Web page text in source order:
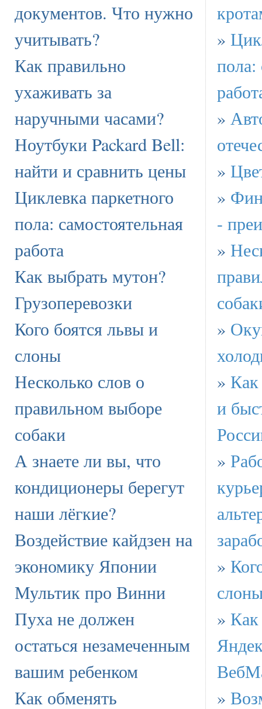
документов. Что нужно
учитывать?
Как правильно
ухаживать за
наручными часами?
Ноутбуки Packard Bell:
найти и сравнить цены
Циклевка паркетного
пола: самостоятельная
работа
Как выбрать мутон?
Грузоперевозки
Кого боятся львы и
слоны
Несколько слов о
правильном выборе
собаки
А знаете ли вы, что
кондиционеры берегут
наши лёгкие?
Воздействие кайдзен на
экономику Японии
Мультик про Винни
Пуха не должен
остаться незамеченным
вашим ребенком
Как обменять
»
пола:
»
»
»
-
»
»
» Как
и
»
»
»
»